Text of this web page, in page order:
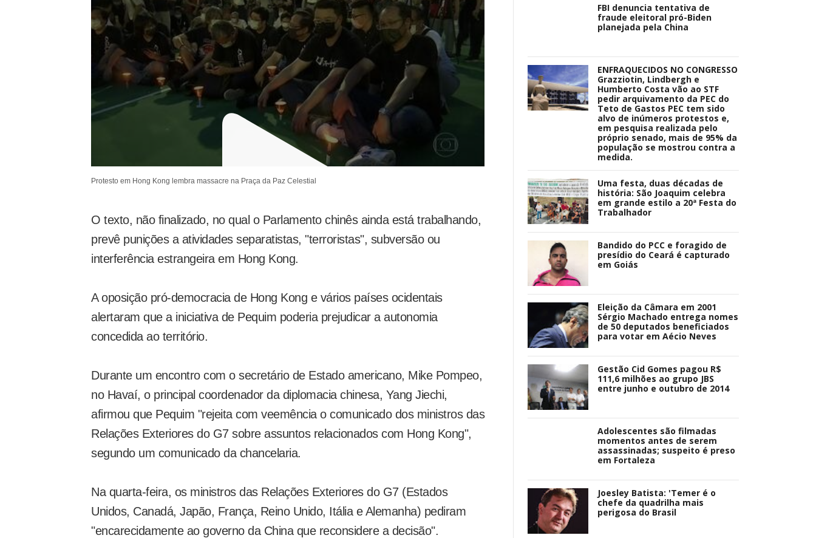
Protesto em Hong Kong lembra massacre na Praça da Paz Celestial
O texto, não finalizado, no qual o Parlamento chinês ainda está trabalhando,
prevê punições a atividades separatistas, "terroristas", subversão ou
interferência estrangeira em Hong Kong.
A oposição pró-democracia de Hong Kong e vários países ocidentais
alertaram que a iniciativa de Pequim poderia prejudicar a autonomia
concedida ao território.
Durante um encontro com o secretário de Estado americano, Mike Pompeo,
no Havaí, o principal coordenador da diplomacia chinesa, Yang Jiechi,
afirmou que Pequim "rejeita com veemência o comunicado dos ministros das
Relações Exteriores do G7 sobre assuntos relacionados com Hong Kong",
segundo um comunicado da chancelaria.
Na quarta-feira, os ministros das Relações Exteriores do G7 (Estados
Unidos, Canadá, Japão, França, Reino Unido, Itália e Alemanha) pediram
"encarecidamente ao governo da China que reconsidere a decisão".
FBI denuncia tentativa de
fraude eleitoral pró-Biden
planejada pela China
ENFRAQUECIDOS NO CONGRESSO
Grazziotin, Lindbergh e
Humberto Costa vão ao STF
pedir arquivamento da PEC do
Teto de Gastos PEC tem sido
alvo de inúmeros protestos e,
em pesquisa realizada pelo
próprio senado, mais de 95% da
população se mostrou contra a
medida.
Uma festa, duas décadas de
história: São Joaquim celebra
em grande estilo a 20ª Festa do
Trabalhador
Bandido do PCC e foragido de
presídio do Ceará é capturado
em Goiás
Eleição da Câmara em 2001
Sérgio Machado entrega nomes
de 50 deputados beneficiados
para votar em Aécio Neves
Gestão Cid Gomes pagou R$
111,6 milhões ao grupo JBS
entre junho e outubro de 2014
Adolescentes são filmadas
momentos antes de serem
assassinadas; suspeito é preso
em Fortaleza
Joesley Batista: 'Temer é o
chefe da quadrilha mais
perigosa do Brasil